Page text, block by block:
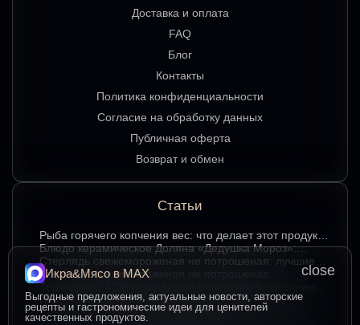
Доставка и оплата
FAQ
Блог
Контакты
Политика конфиденциальности
Согласие на обработку данных
Публичная оферта
Возврат и обмен
Статьи
Рыба горячего копчения вес: что делает этот продукт
любимым среди ценителей
Блюдо керамическое Доляна «Дедушка Мороз»:
изюминка праздничного стола в ярком красном цвете
Стерлядь свежемороженая не потрошеная: лучшие
гастрономические сочетания для насыщенного вкуса
Стерлядь свежемороженая не потрошеная:
особенности выбора и использования в кулинарии
Термопакет 42*50: надёжный помощник в сохранении
свежести и удобстве хранения
Икра зернистая осетровых рыб Exclusive 50 гр.:
секреты идеальных сочетаний для гурманов
Сыр творожный 400 гр. от Брюкке — нежный сыр с
close
Икра&Мясо в МАХ
Выгодные предложения, актуальные новости, авторские
рецепты и гастрономические идеи для ценителей
качественных продуктов.